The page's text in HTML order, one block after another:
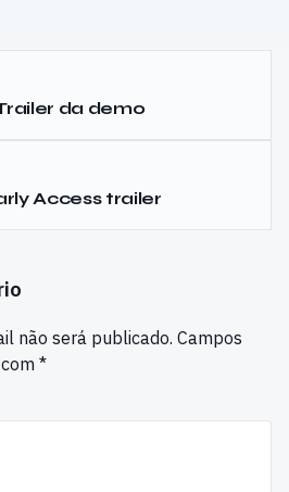
da demo
Access trailer
não será publicado. Campos
*